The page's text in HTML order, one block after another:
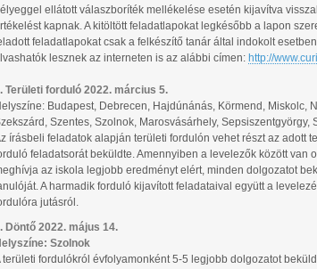
ellátott válaszboríték mellékelése esetén kijavítva
kapnak. A kitöltött feladatlapokat legkésőbb a lapon
feladatlapokat csak a felkészítő tanár által indokolt
lesznek az interneten is az alábbi címen: http://
Területi forduló 2022. március 5.
Budapest, Debrecen, Hajdúnánás, Körmend, Miskolc,
Szentes, Szolnok, Marosvásárhely, Sepsiszentgyörgy,
írásbeli feladatok alapján területi fordulón vehet részt az adott
feladatsorát beküldte. Amennyiben a levelezők között
az iskola legjobb eredményt elért, minden dolgozatot
A harmadik forduló kijavított feladataival együtt a
jutásról.
Döntő 2022. május 14.
Szolnok
területi fordulókról évfolyamonként 5-5 legjobb dolgozatot